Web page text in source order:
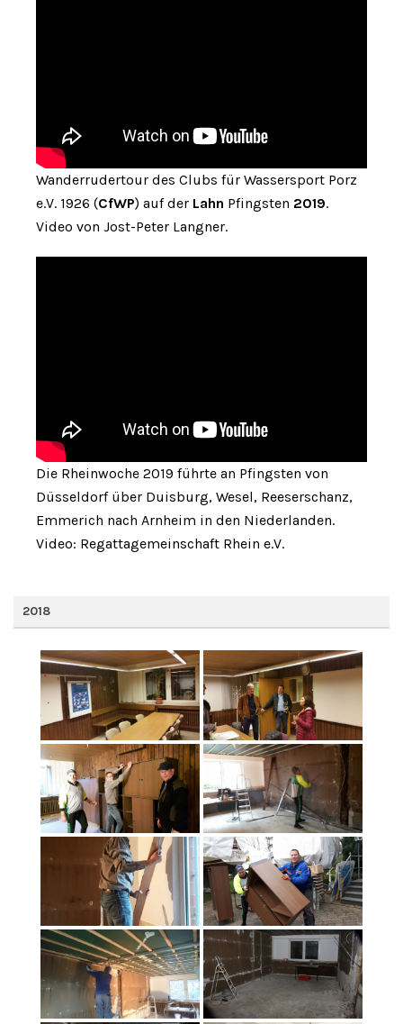
Wanderrudertour des Clubs für Wassersport Porz
e.V. 1926 (CfWP) auf der Lahn Pfingsten 2019.
Video von Jost-Peter Langner.
Die Rheinwoche 2019 führte an Pfingsten von
Düsseldorf über Duisburg, Wesel, Reeserschanz,
Emmerich nach Arnheim in den Niederlanden.
Video: Regattagemeinschaft Rhein e.V.
2018